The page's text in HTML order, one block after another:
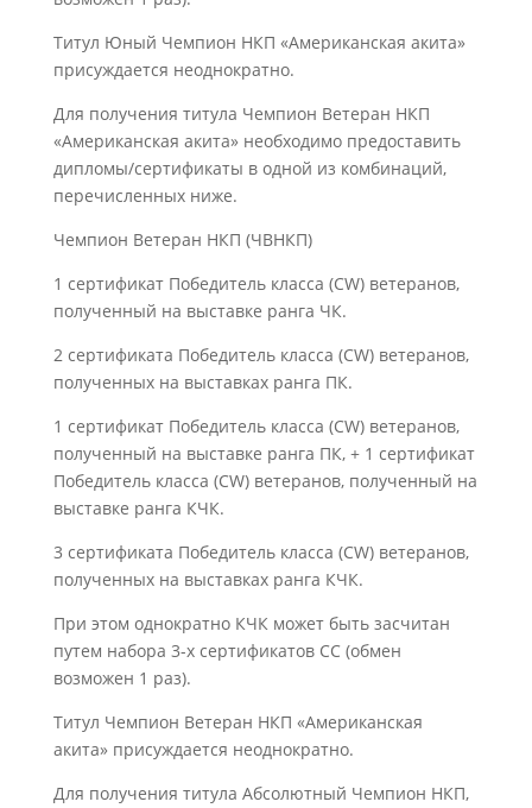
Титул Юный Чемпион НКП «Американская акита»
присуждается неоднократно.
Для получения титула Чемпион Ветеран НКП
«Американская акита» необходимо предоставить
дипломы/сертификаты в одной из комбинаций,
перечисленных ниже.
Чемпион Ветеран НКП (ЧВНКП)
1 сертификат Победитель класса (CW) ветеранов,
полученный на выставке ранга ЧК.
2 сертификата Победитель класса (CW) ветеранов,
полученных на выставках ранга ПК.
1 сертификат Победитель класса (CW) ветеранов,
полученный на выставке ранга ПК, + 1 сертификат
Победитель класса (CW) ветеранов, полученный на
выставке ранга КЧК.
3 сертификата Победитель класса (CW) ветеранов,
полученных на выставках ранга КЧК.
При этом однократно КЧК может быть засчитан
путем набора 3-х сертификатов СС (обмен
возможен 1 раз).
Титул Чемпион Ветеран НКП «Американская
акита» присуждается неоднократно.
Для получения титула Абсолютный Чемпион НКП,